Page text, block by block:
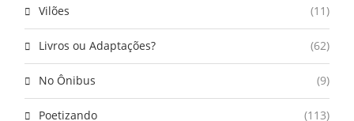
Vilões (11)
Livros ou Adaptações? (62)
No Ônibus (9)
Poetizando (113)